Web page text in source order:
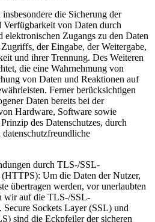
die Sicherung der
von Daten durch
elektronischen Zugangs zu den Daten
der Eingabe, der Weitergabe,
und ihrer Trennung. Des Weiteren
die eine Wahrnehmung von
von Daten und Reaktionen auf
Ferner berücksichtigen
Daten bereits bei der
Hardware, Software sowie
des Datenschutzes, durch
durch TLS-/SSL-
Um die Daten der Nutzer,
übertragen werden, vor unerlaubten
wir auf die TLS-/SSL-
Secure Sockets Layer (SSL) und
sind die Eckpfeiler der sicheren